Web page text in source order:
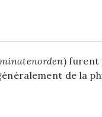
) furent
de la